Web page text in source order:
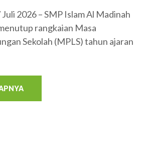
2026 – SMP Islam Al Madinah
rangkaian Masa
Sekolah (MPLS) tahun ajaran